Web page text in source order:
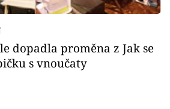
dopadla proměna z Jak se
s vnoučaty